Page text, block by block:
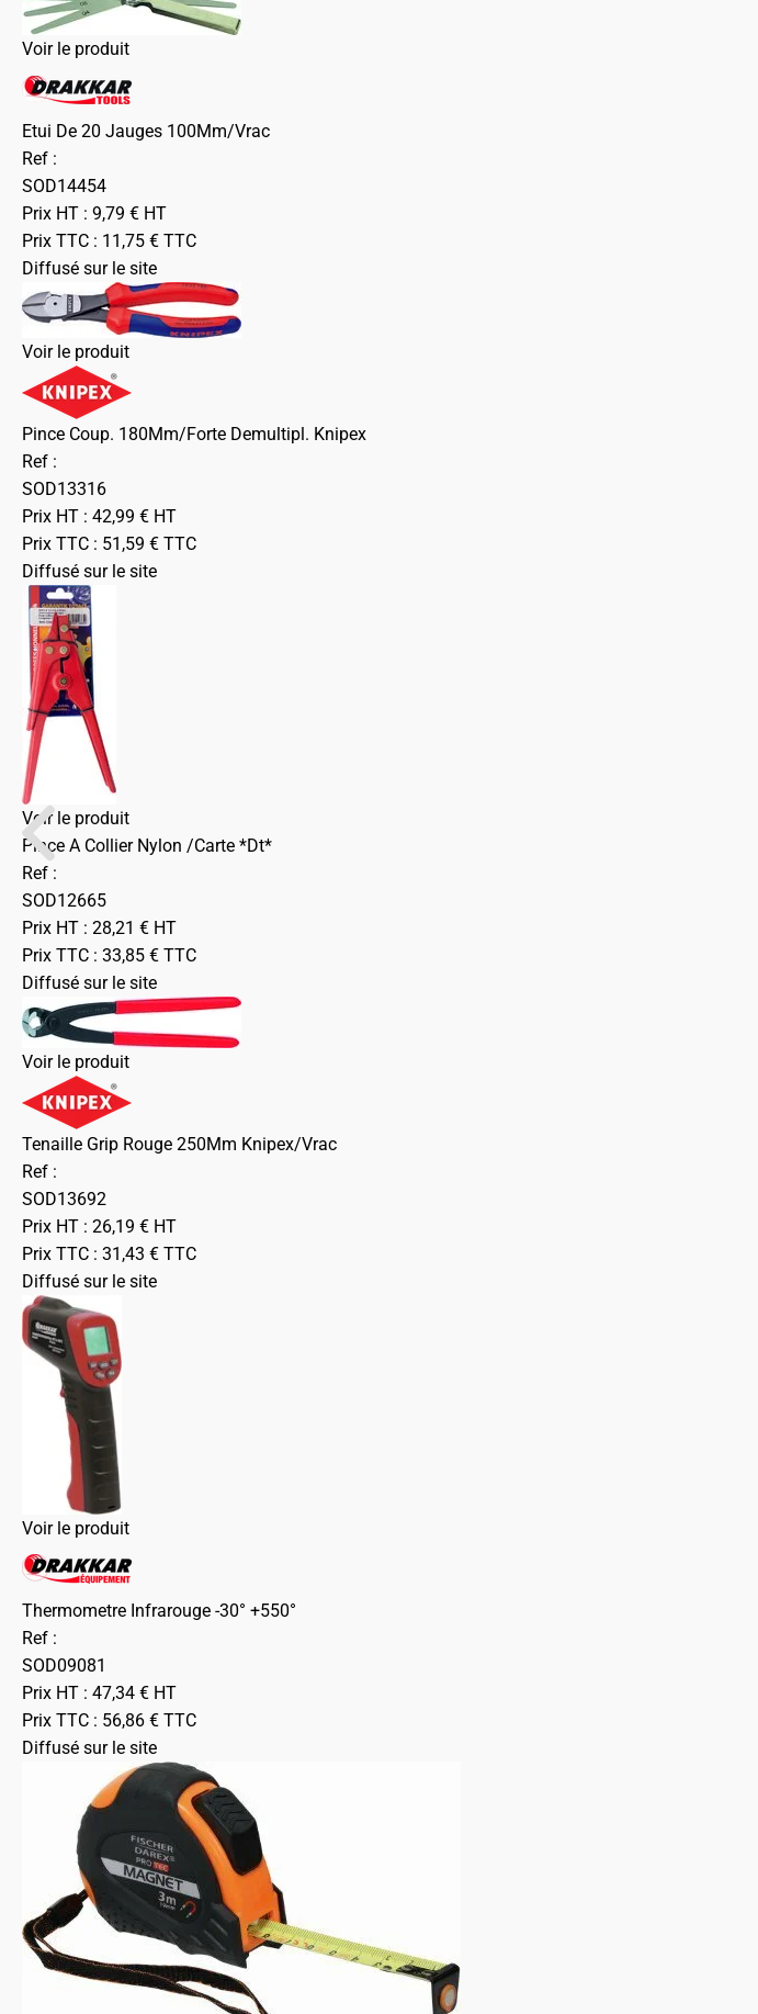
Voir le produit
Etui De 20 Jauges 100Mm/Vrac
Ref :
SOD14454
Prix HT : 9,79 € HT
Prix TTC : 11,75 € TTC
Diffusé sur le site
Voir le produit
Pince Coup. 180Mm/Forte Demultipl. Knipex
Ref :
SOD13316
Prix HT : 42,99 € HT
Prix TTC : 51,59 € TTC
Diffusé sur le site
Voir le produit
Pince A Collier Nylon /Carte *Dt*
Ref :
SOD12665
Prix HT : 28,21 € HT
Prix TTC : 33,85 € TTC
Diffusé sur le site
Voir le produit
Tenaille Grip Rouge 250Mm Knipex/Vrac
Ref :
SOD13692
Prix HT : 26,19 € HT
Prix TTC : 31,43 € TTC
Diffusé sur le site
Voir le produit
Thermometre Infrarouge -30° +550°
Ref :
SOD09081
Prix HT : 47,34 € HT
Prix TTC : 56,86 € TTC
Diffusé sur le site